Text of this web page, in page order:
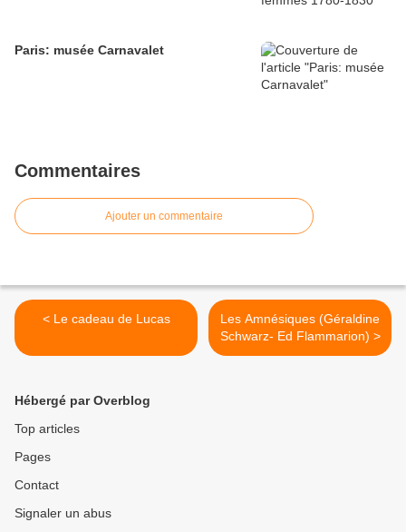
Paris: musée Carnavalet
Commentaires
Ajouter un commentaire
< Le cadeau de Lucas
Les Amnésiques (Géraldine
Schwarz- Ed Flammarion) >
Hébergé par Overblog
Top articles
Pages
Contact
Signaler un abus